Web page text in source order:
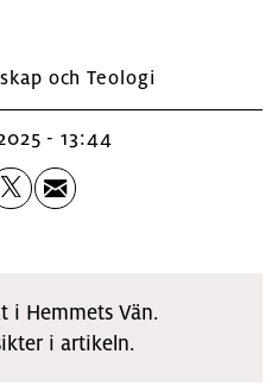
och Teologi
- 13:44
i Hemmets Vän.
i artikeln.